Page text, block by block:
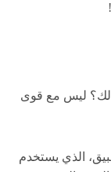
ليس مع قوى
الذي يستخدم